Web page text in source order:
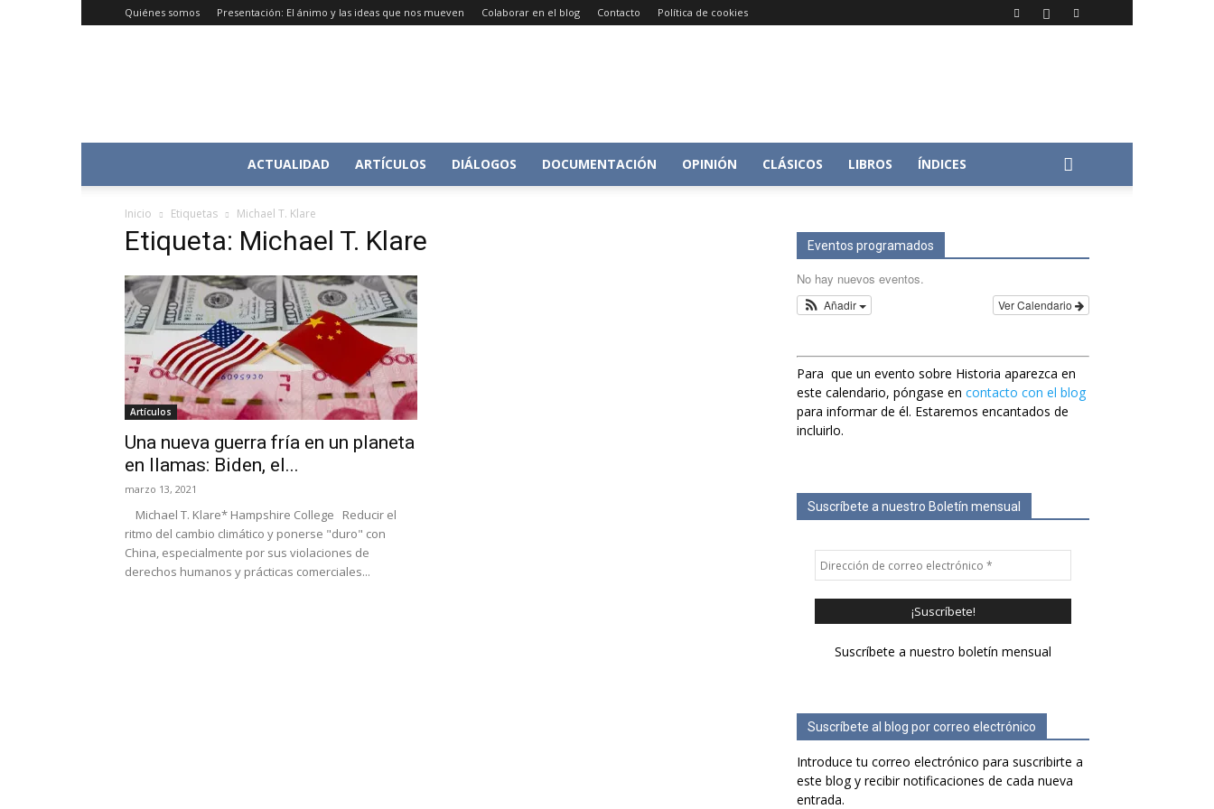
Quiénes somos Presentación: El ánimo y las ideas que nos mueven Colaborar en el blog Contacto Política de cookies
Conversacion
ACTUALIDAD ARTÍCULOS DIÁLOGOS DOCUMENTACIÓN OPINIÓN CLÁSICOS LIBROS ÍNDICES
Inicio Etiquetas Michael T. Klare
Etiqueta: Michael T. Klare
Artículos
Una nueva guerra fría en un planeta
en llamas: Biden, el...
marzo 13, 2021
Michael T. Klare* Hampshire College Reducir el
ritmo del cambio climático y ponerse "duro" con
China, especialmente por sus violaciones de
derechos humanos y prácticas comerciales...
Eventos programados
No hay nuevos eventos.
Ver Calendario
Añadir
Para que un evento sobre Historia aparezca en
este calendario, póngase en contacto con el blog
para informar de él. Estaremos encantados de
incluirlo.
Suscríbete a nuestro Boletín mensual
Suscríbete a nuestro boletín mensual
Suscríbete al blog por correo electrónico
Introduce tu correo electrónico para suscribirte a
este blog y recibir notificaciones de cada nueva
entrada.